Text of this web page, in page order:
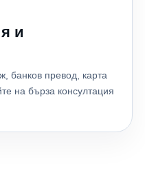
и
банков превод, карта
на бърза консултация